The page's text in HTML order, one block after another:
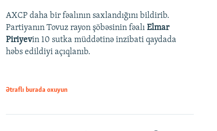
AXCP daha bir fəalının saxlandığını bildirib.
Partiyanın Tovuz rayon şöbəsinin fəalı Elmar
Piriyevin 10 sutka müddətinə inzibati qaydada
həbs edildiyi açıqlanıb.
Ətraflı burada oxuyun